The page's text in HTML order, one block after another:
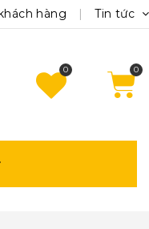
hàng Tin tức
0